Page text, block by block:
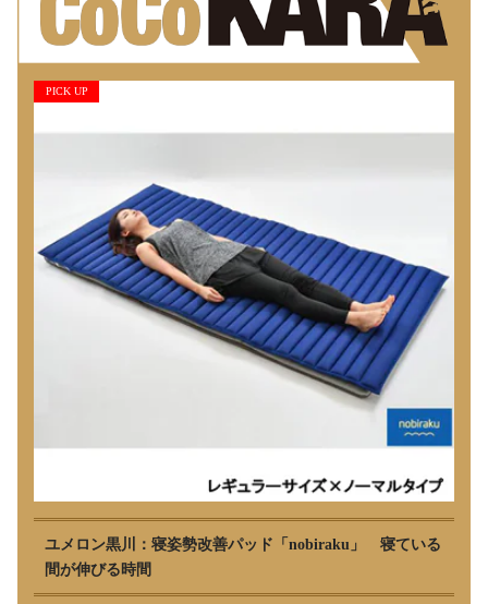
PICK UP
ユメロン黒川：寝姿勢改善パッド「nobiraku」 寝ている
間が伸びる時間